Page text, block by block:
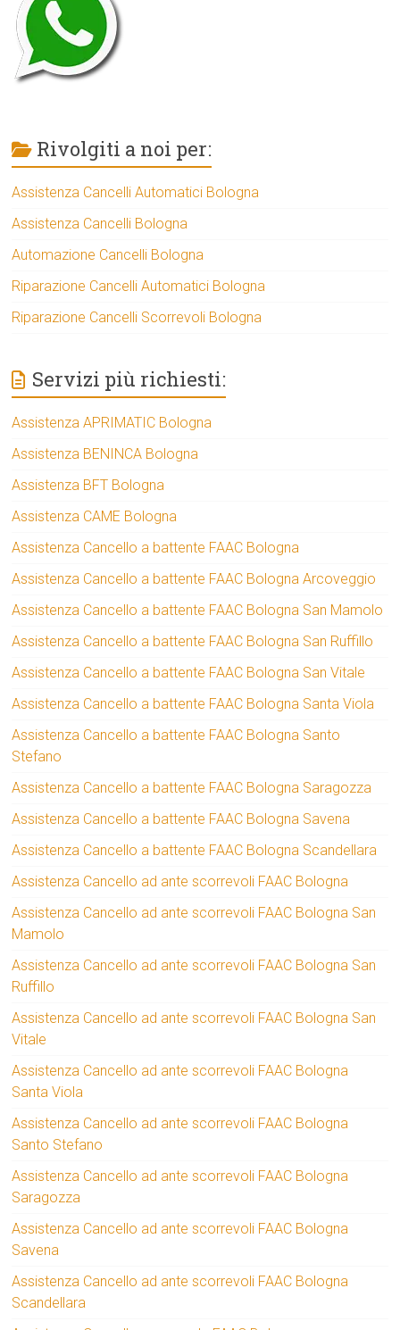
Rivolgiti a noi per:
Assistenza Cancelli Automatici Bologna
Assistenza Cancelli Bologna
Automazione Cancelli Bologna
Riparazione Cancelli Automatici Bologna
Riparazione Cancelli Scorrevoli Bologna
Servizi più richiesti:
Assistenza APRIMATIC Bologna
Assistenza BENINCA Bologna
Assistenza BFT Bologna
Assistenza CAME Bologna
Assistenza Cancello a battente FAAC Bologna
Assistenza Cancello a battente FAAC Bologna Arcoveggio
Assistenza Cancello a battente FAAC Bologna San Mamolo
Assistenza Cancello a battente FAAC Bologna San Ruffillo
Assistenza Cancello a battente FAAC Bologna San Vitale
Assistenza Cancello a battente FAAC Bologna Santa Viola
Assistenza Cancello a battente FAAC Bologna Santo
Stefano
Assistenza Cancello a battente FAAC Bologna Saragozza
Assistenza Cancello a battente FAAC Bologna Savena
Assistenza Cancello a battente FAAC Bologna Scandellara
Assistenza Cancello ad ante scorrevoli FAAC Bologna
Assistenza Cancello ad ante scorrevoli FAAC Bologna San
Mamolo
Assistenza Cancello ad ante scorrevoli FAAC Bologna San
Ruffillo
Assistenza Cancello ad ante scorrevoli FAAC Bologna San
Vitale
Assistenza Cancello ad ante scorrevoli FAAC Bologna
Santa Viola
Assistenza Cancello ad ante scorrevoli FAAC Bologna
Santo Stefano
Assistenza Cancello ad ante scorrevoli FAAC Bologna
Saragozza
Assistenza Cancello ad ante scorrevoli FAAC Bologna
Savena
Assistenza Cancello ad ante scorrevoli FAAC Bologna
Scandellara